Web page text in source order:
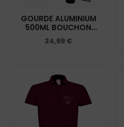
GOURDE ALUMINIUM
500ML BOUCHON
ROND - ECURIE
COEUR DE SOLOGNE
24,99 €